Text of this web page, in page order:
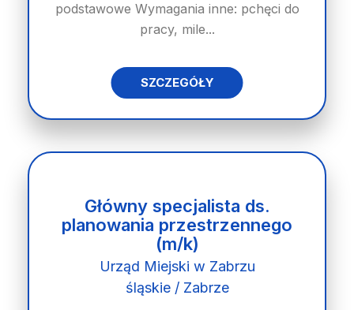
podstawowe Wymagania inne: pchęci do
pracy, mile...
SZCZEGÓŁY
Główny specjalista ds.
planowania przestrzennego
(m/k)
Urząd Miejski w Zabrzu
śląskie / Zabrze